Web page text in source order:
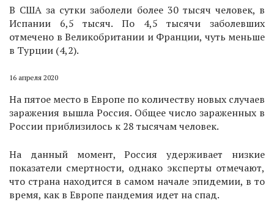
В США за сутки заболели более 30 тысяч человек, в
Испании 6,5 тысяч. По 4,5 тысячи заболевших
отмечено в Великобритании и Франции, чуть меньше
в Турции (4,2).
16 апреля 2020
На пятое место в Европе по количеству новых случаев
заражения вышла Россия. Общее число зараженных в
России приблизилось к 28 тысячам человек.
На данный момент, Россия удерживает низкие
показатели смертности, однако эксперты отмечают,
что страна находится в самом начале эпидемии, в то
время, как в Европе пандемия идет на спад.